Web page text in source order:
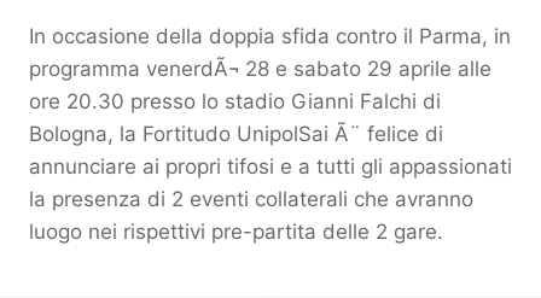
In occasione della doppia sfida contro il Parma, in
programma venerdÃ¬ 28 e sabato 29 aprile alle
ore 20.30 presso lo stadio Gianni Falchi di
Bologna, la Fortitudo UnipolSai Ã¨ felice di
annunciare ai propri tifosi e a tutti gli appassionati
la presenza di 2 eventi collaterali che avranno
luogo nei rispettivi pre-partita delle 2 gare.